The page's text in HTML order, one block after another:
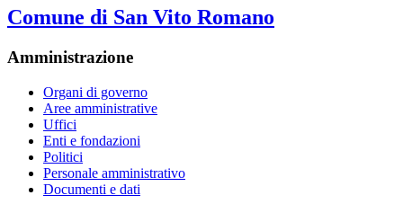
Comune di San Vito Romano
Amministrazione
Organi di governo
Aree amministrative
Uffici
Enti e fondazioni
Politici
Personale amministrativo
Documenti e dati